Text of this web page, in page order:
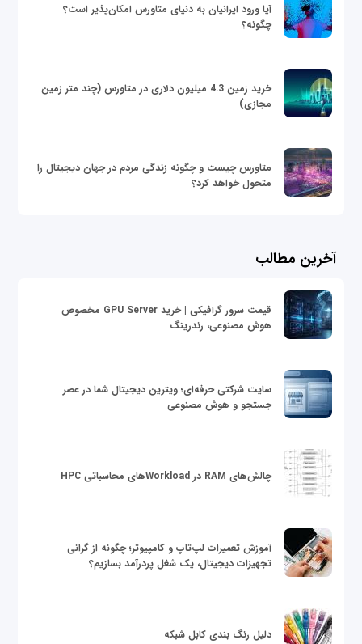
آیا ورود ایرانیان به دنیای متاورس امکان‌پذیر است؟
چگونه؟
خرید زمین 4.3 میلیون دلاری در متاورس (چند متر زمین
مجازی)
متاورس چیست و چگونه زندگی مردم در جهان دیجیتال را
متحول خواهد کرد؟
آخرین مطالب
قیمت سرور گرافیکی | خرید GPU Server مخصوص
هوش مصنوعی، رندرینگ
سایت شرکتی حرفه‌ای؛ ویترین دیجیتال شما در عصر
جستجو و هوش مصنوعی
چالش‌های RAM در Workloadهای محاسباتی HPC
آموزش تعمیرات لپ‌تاپ و کامپیوتر؛ چگونه از گرانی
تجهیزات دیجیتال، یک شغل پردرآمد بسازیم؟
دلیل رنگ بندی کابل شبکه